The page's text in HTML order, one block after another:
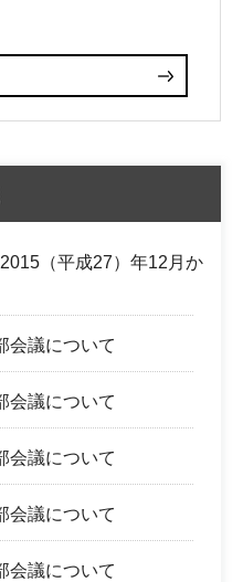
（平成27）年12月か
議について
議について
議について
議について
議について